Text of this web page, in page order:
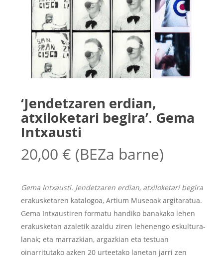
‘Jendetzaren erdian,
atxiloketari begira’. Gema
Intxausti
20,00 € (BEZa barne)
Gema Intxausti. Jendetzaren erdian, atxiloketari begira
erakusketaren katalogoa, Artium Museoak argitaratua.
Gema Intxaustiren formatu handiko banakako lehen
erakusketan azaletik azaldu ziren lehenengo eskultura-
lanak; eta marrazkian, argazkian eta testuan
oinarritutako azken 20 urteetako lanetan jarri zen